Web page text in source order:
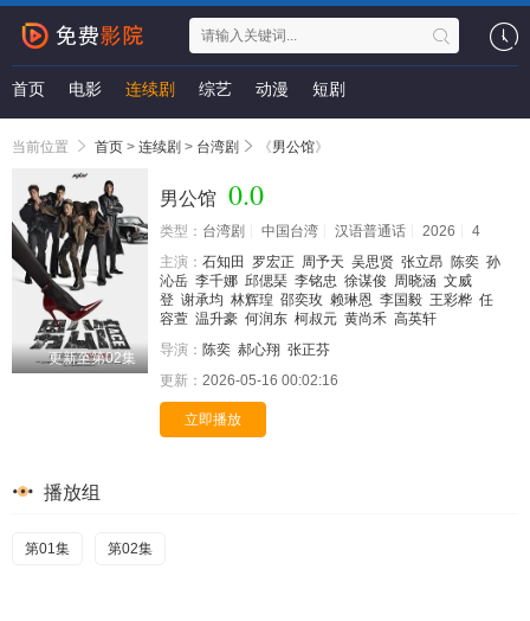
首页 电影 连续剧 综艺 动漫 短剧
当前位置 首页 > 连续剧 > 台湾剧 《男公馆》
更新至第02集
男公馆 0.0
类型： 台湾剧 中国台湾 汉语普通话 2026
4
主演： 石知田 罗宏正 周予天 吴思贤 张立昂 陈奕 孙
沁岳 李千娜 邱偲琹 李铭忠 徐谋俊 周晓涵 文威
登 谢承均 林辉瑝 邵奕玫 赖琳恩 李国毅 王彩桦 任
容萱 温升豪 何润东 柯叔元 黄尚禾 高英轩
导演： 陈奕 郝心翔 张正芬
更新： 2026-05-16 00:02:16
立即播放
播放组
第01集 第02集